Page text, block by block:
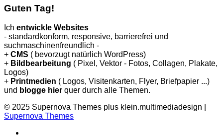
Guten Tag!
Ich entwickle Websites
- standardkonform, responsive, barrierefrei und
suchmaschinenfreundlich -
+ CMS ( bevorzugt natürlich WordPress)
+ Bildbearbeitung ( Pixel, Vektor - Fotos, Collagen, Plakate,
Logos)
+ Printmedien ( Logos, Visitenkarten, Flyer, Briefpapier ...)
und blogge hier quer durch alle Themen.
© 2025 Supernova Themes plus klein.multimediadesign
Supernova Themes